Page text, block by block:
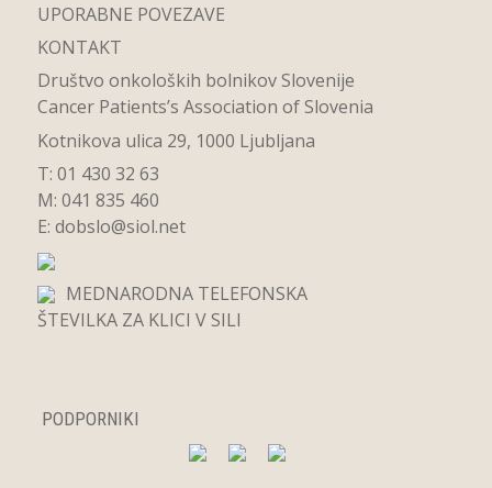
UPORABNE POVEZAVE
KONTAKT
Društvo onkoloških bolnikov Slovenije
Cancer Patients’s Association of Slovenia
Kotnikova ulica 29, 1000 Ljubljana
T: 01 430 32 63
M: 041 835 460
E:dobslo@siol.net
MEDNARODNA TELEFONSKA
ŠTEVILKA ZA KLICI V SILI
PODPORNIKI